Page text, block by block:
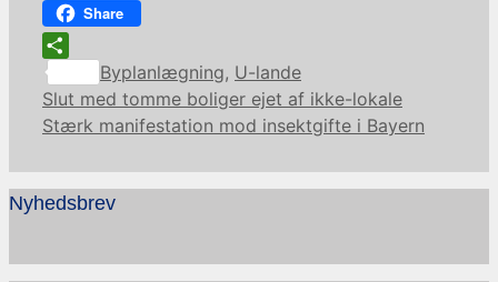
Facebook
Share
Share
Kategorier
Byplanlægning, U-lande
Slut med tomme boliger ejet af ikke-lokale
Stærk manifestation mod insektgifte i Bayern
Nyhedsbrev